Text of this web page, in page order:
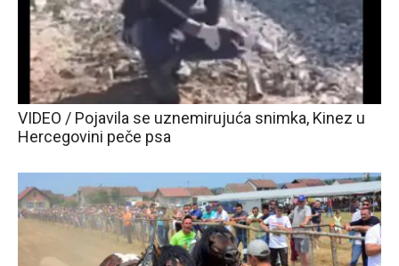
VIDEO / Pojavila se uznemirujuća snimka, Kinez u
Hercegovini peče psa